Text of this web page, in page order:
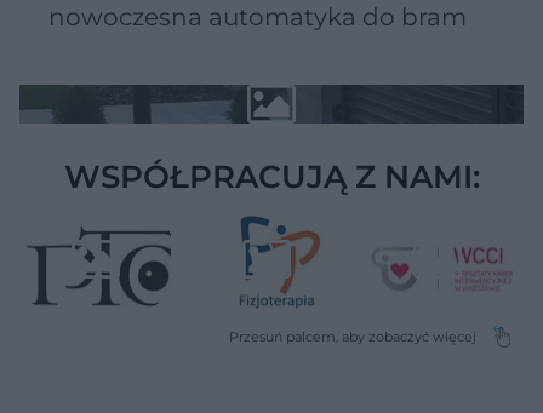
nowoczesna automatyka do bram
WSPÓŁPRACUJĄ Z NAMI: